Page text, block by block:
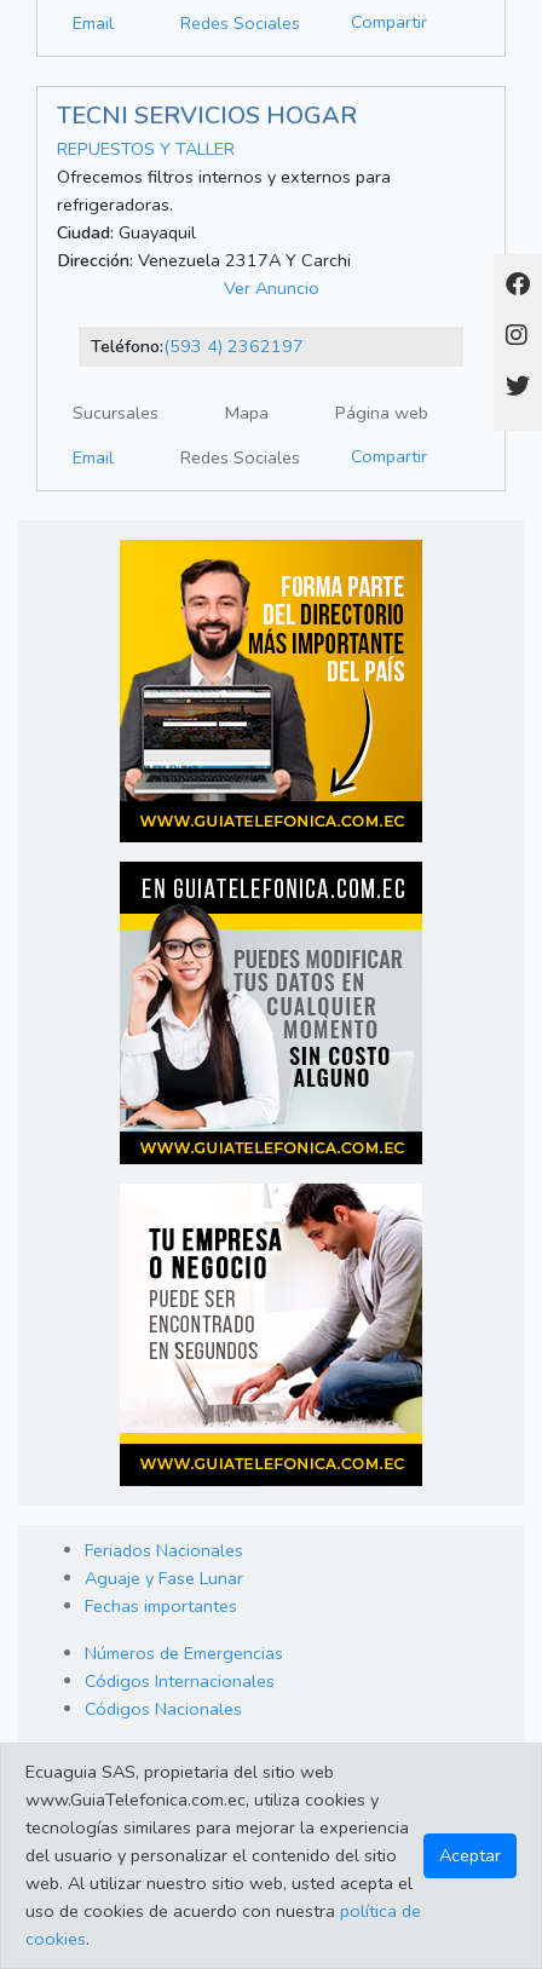
Email
Redes Sociales Compartir
TECNI SERVICIOS HOGAR
REPUESTOS Y TALLER
Ofrecemos filtros internos y externos para
refrigeradoras.
Ciudad: Guayaquil
Dirección: Venezuela 2317A Y Carchi
Ver Anuncio
Teléfono:(593 4) 2362197
Sucursales Mapa
Página web
Email
Redes Sociales Compartir
Feriados Nacionales
Aguaje y Fase Lunar
Fechas importantes
Números de Emergencias
Códigos Internacionales
Códigos Nacionales
Cambio de Divisas
Enlaces de interes
©2023 Guiatelefonica.com.ec una empresa 100% ecuatoriana.
Apoya lo nuestro!. Todos los derechos reservados |
Ecuaguia SAS, propietaria del sitio web
www.GuiaTelefonica.com.ec, utiliza cookies y
tecnologías similares para mejorar la experiencia
del usuario y personalizar el contenido del sitio
web. Al utilizar nuestro sitio web, usted acepta el
uso de cookies de acuerdo con nuestra política de
cookies.
Aceptar